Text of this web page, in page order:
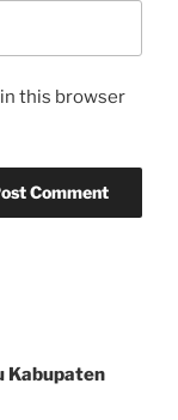
this browser
Kabupaten